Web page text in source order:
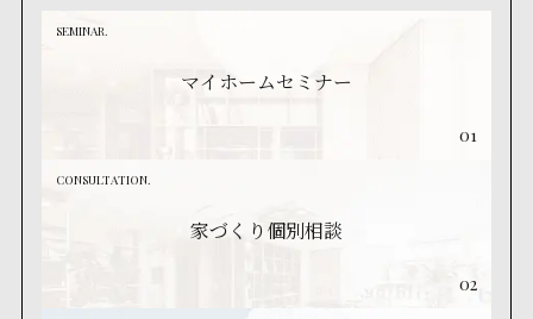
SEMINAR.
マイホームセミナー
01
CONSULTATION.
家づくり個別相談
02